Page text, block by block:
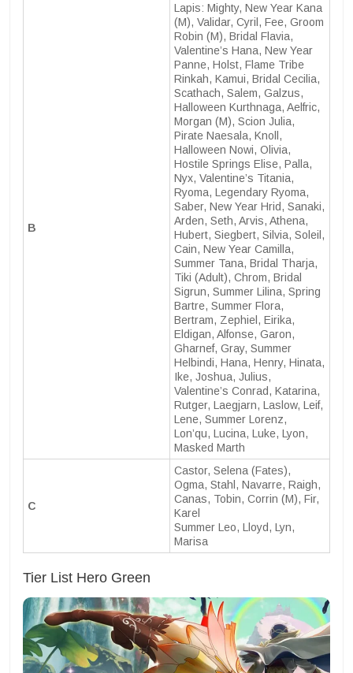
B
Lapis: Mighty, New Year Kana
(M), Validar, Cyril, Fee, Groom
Robin (M), Bridal Flavia,
Valentine’s Hana, New Year
Panne, Holst, Flame Tribe
Rinkah, Kamui, Bridal Cecilia,
Scathach, Salem, Galzus,
Halloween Kurthnaga, Aelfric,
Morgan (M), Scion Julia,
Pirate Naesala, Knoll,
Halloween Nowi, Olivia,
Hostile Springs Elise, Palla,
Nyx, Valentine’s Titania,
Ryoma, Legendary Ryoma,
Saber, New Year Hrid, Sanaki,
Arden, Seth, Arvis, Athena,
Hubert, Siegbert, Silvia, Soleil,
Cain, New Year Camilla,
Summer Tana, Bridal Tharja,
Tiki (Adult), Chrom, Bridal
Sigrun, Summer Lilina, Spring
Bartre, Summer Flora,
Bertram, Zephiel, Eirika,
Eldigan, Alfonse, Garon,
Gharnef, Gray, Summer
Helbindi, Hana, Henry, Hinata,
Ike, Joshua, Julius,
Valentine’s Conrad, Katarina,
Rutger, Laegjarn, Laslow, Leif,
Lene, Summer Lorenz,
Lon’qu, Lucina, Luke, Lyon,
Masked Marth
C
Castor, Selena (Fates),
Ogma, Stahl, Navarre, Raigh,
Canas, Tobin, Corrin (M), Fir,
Karel
Summer Leo, Lloyd, Lyn,
Marisa
Tier List Hero Green